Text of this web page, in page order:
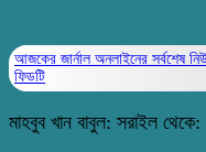
আজকের জার্নাল অনলাইনের সর্বশেষ
ফিডটি
মাহবুব খান বাবুল: সরাইল থেকে: